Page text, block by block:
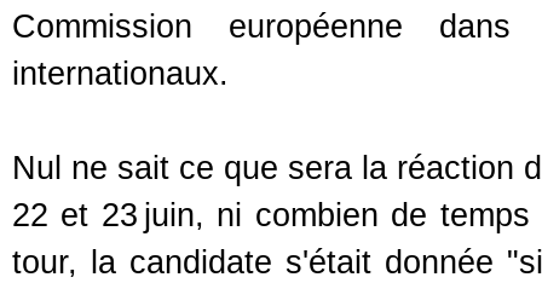
Commission européenne
internationaux.
Nul ne sait ce que sera la réaction
22 et 23 juin, ni combien de
tour, la candidate s'était donnée